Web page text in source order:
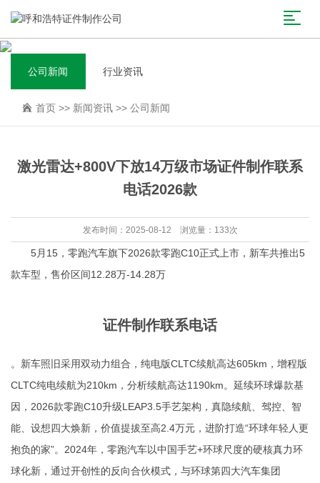
公司新闻 行业资讯
首页 >> 新闻资讯 >> 公司新闻
激光雷达+800V下放14万级市场证件制作联系
电话2026款
发布时间：2025-08-12 浏览量：133次
5月15，零跑汽车旗下2026款零跑C10正式上市，新车共推出5
款车型，售价区间12.28万-14.28万
证件制作联系电话
。新车照旧采用双动力组合，纯电版CLTC续航高达605km，增程版
CLTC纯电续航为210km，分析续航高达1190km。延续环球爆款基
因，2026款零跑C10升级LEAP3.5手艺架构，真隐续航、驾控、智
能、设想四大焕新，价值提拔至高2.4万元，进阶打造“环球年轻人更
抱负的家”。2024年，零跑汽车以中国手艺+环球尺度的硬核真力环
球化新，通过开创性的反向合伙模式，与环球第四大汽车集团